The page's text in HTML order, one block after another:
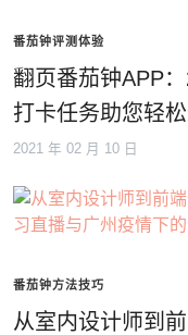
番茄钟评测体验
翻页番茄钟APP
打卡任务助您轻
2021 年 02 月 10 日
番茄钟方法技巧
从室内设计师到